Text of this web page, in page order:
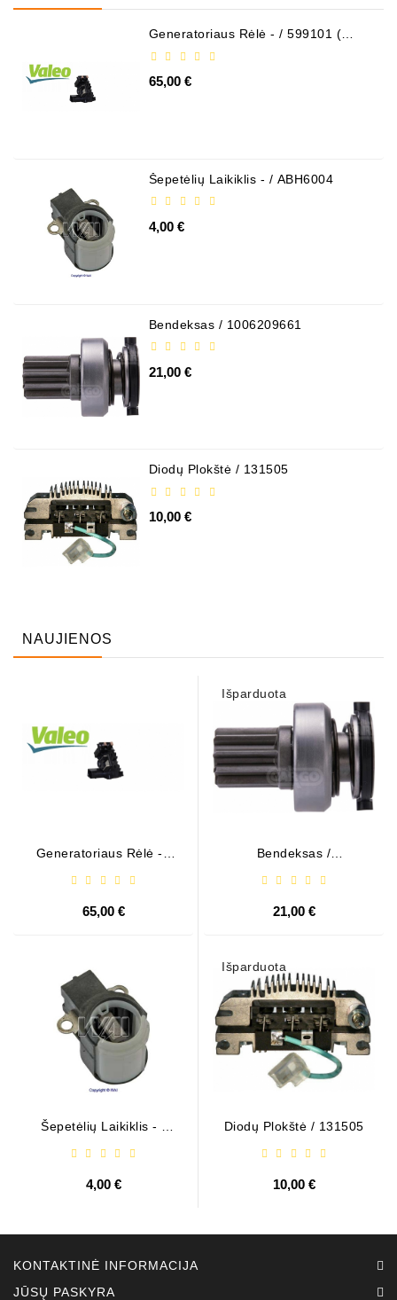
Generatoriaus Rėlė - / 599101 (
65,00 €
Šepetėlių Laikiklis - / ABH6004
4,00 €
Bendeksas / 1006209661
21,00 €
Diodų Plokštė / 131505
10,00 €
NAUJIENOS
Generatoriaus Rėlė - /
65,00 €
Šepetėlių Laikiklis - /
4,00 €
Išparduota
Bendeksas /
21,00 €
Išparduota
Diodų Plokštė / 131505
10,00 €
KONTAKTINĖ INFORMACIJA
JŪSŲ PASKYRA